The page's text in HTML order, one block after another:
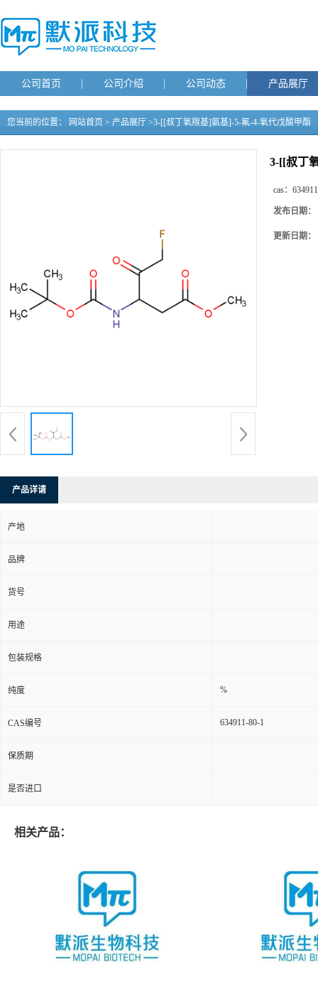
公司首页 公司介绍 公司动态 产品展厅
您当前的位置： 网站首页 > 产品展厅 >3-[[叔丁氧羰基]氨基]-5-氟-4-氧代戊酸甲酯
3-[[叔丁
cas：
发布日期：
更新日期：
产品详请
产地
品牌
货号
用途
包装规格
纯度 %
CAS编号 634911-80-1
保质期
是否进口
相关产品：